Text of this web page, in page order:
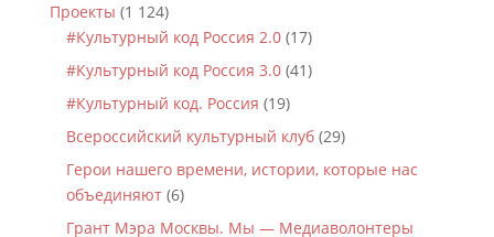
Проекты (1 124)
#Культурный код Россия 2.0(17)
#Культурный код Россия 3.0(41)
#Культурный код. Россия (19)
Всероссийский культурный клуб(29)
Герои нашего времени, истории, которые нас
объединяют(6)
Грант Мэра Москвы. Мы — Медиаволонтеры